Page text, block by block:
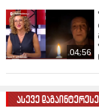
04:56
ასევე